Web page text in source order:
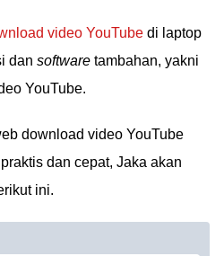
video YouTube di laptop
dan software tambahan, yakni
YouTube.
download video YouTube
dan cepat, Jaka akan
ini.